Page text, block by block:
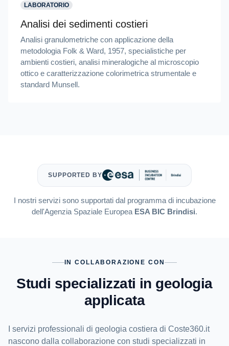
LABORATORIO
Analisi dei sedimenti costieri
Analisi granulometriche con applicazione della
metodologia Folk & Ward, 1957, specialistiche per
ambienti costieri, analisi mineralogiche al microscopio
ottico e caratterizzazione colorimetrica strumentale e
standard Munsell.
SUPPORTED BY
I nostri servizi sono supportati dal programma di incubazione
dell'Agenzia Spaziale Europea ESA BIC Brindisi.
IN COLLABORAZIONE CON
Studi specializzati in geologia
applicata
I servizi professionali di geologia costiera di Coste360.it
nascono dalla collaborazione con studi specializzati in